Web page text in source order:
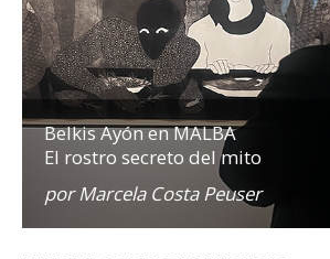
Belkis Ayón en MALBA
El rostro secreto del mito
por Marcela Costa Peuser